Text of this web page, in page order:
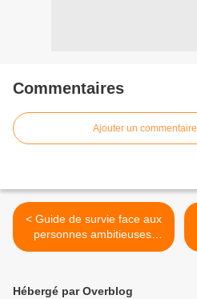
Commentaires
Ajouter un commentaire
< Guide de survie face aux
personnes ambitieuses,
cyniques et sans morale
Hébergé par Overblog